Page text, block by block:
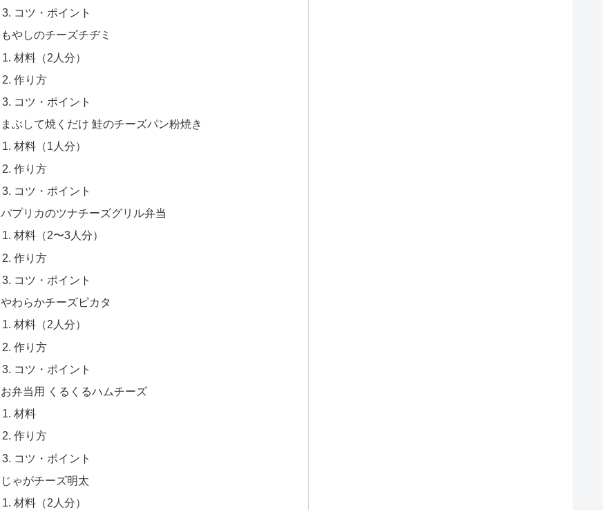
コツ・ポイント
もやしのチーズチヂミ
材料（2人分）
作り方
コツ・ポイント
まぶして焼くだけ 鮭のチーズパン粉焼き
材料（1人分）
作り方
コツ・ポイント
パプリカのツナチーズグリル弁当
材料（2〜3人分）
作り方
コツ・ポイント
やわらかチーズピカタ
材料（2人分）
作り方
コツ・ポイント
お弁当用 くるくるハムチーズ
材料
作り方
コツ・ポイント
じゃがチーズ明太
材料（2人分）